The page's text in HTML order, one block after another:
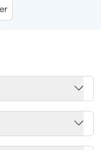
april i det
og 2
uden snor på
de forskellige
vindstille hjørne.
Ja
Ja